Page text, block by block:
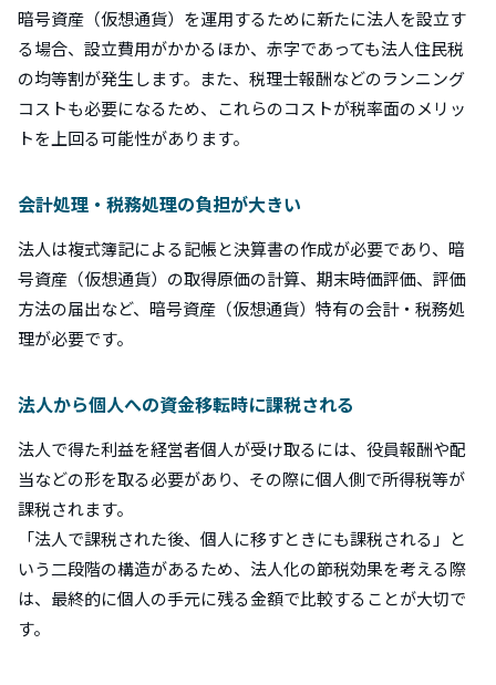
暗号資産（仮想通貨）を運用するために新たに法人を設立す
る場合、設立費用がかかるほか、赤字であっても法人住民税
の均等割が発生します。また、税理士報酬などのランニング
コストも必要になるため、これらのコストが税率面のメリッ
トを上回る可能性があります。
会計処理・税務処理の負担が大きい
法人は複式簿記による記帳と決算書の作成が必要であり、暗
号資産（仮想通貨）の取得原価の計算、期末時価評価、評価
方法の届出など、暗号資産（仮想通貨）特有の会計・税務処
理が必要です。
法人から個人への資金移転時に課税される
法人で得た利益を経営者個人が受け取るには、役員報酬や配
当などの形を取る必要があり、その際に個人側で所得税等が
課税されます。
「法人で課税された後、個人に移すときにも課税される」と
いう二段階の構造があるため、法人化の節税効果を考える際
は、最終的に個人の手元に残る金額で比較することが大切で
す。